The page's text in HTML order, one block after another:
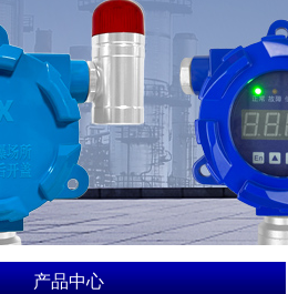
产品中心